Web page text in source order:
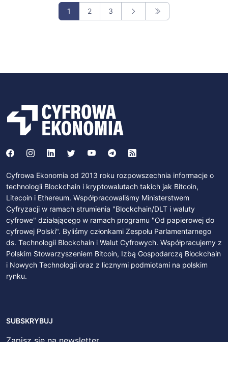
1 2 3
Cyfrowa Ekonomia od 2013 roku rozpowszechnia informacje o
technologii Blockchain i kryptowalutach takich jak Bitcoin,
Litecoin i Ethereum. Współpracowaliśmy Ministerstwem
Cyfryzacji w ramach strumienia "Blockchain/DLT i waluty
cyfrowe" działającego w ramach programu "Od papierowej do
cyfrowej Polski". Byliśmy członkami Zespołu Parlamentarnego
ds. Technologii Blockchain i Walut Cyfrowych. Współpracujemy z
Polskim Stowarzyszeniem Bitcoin, Izbą Gospodarczą Blockchain
i Nowych Technologii oraz z licznymi podmiotami na polskim
rynku.
SUBSKRYBUJ
Zapisz się na newsletter